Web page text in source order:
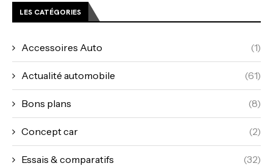
LES CATÉGORIES
Accessoires Auto (1)
Actualité automobile (61)
Bons plans (8)
Concept car (2)
Essais & comparatifs (32)